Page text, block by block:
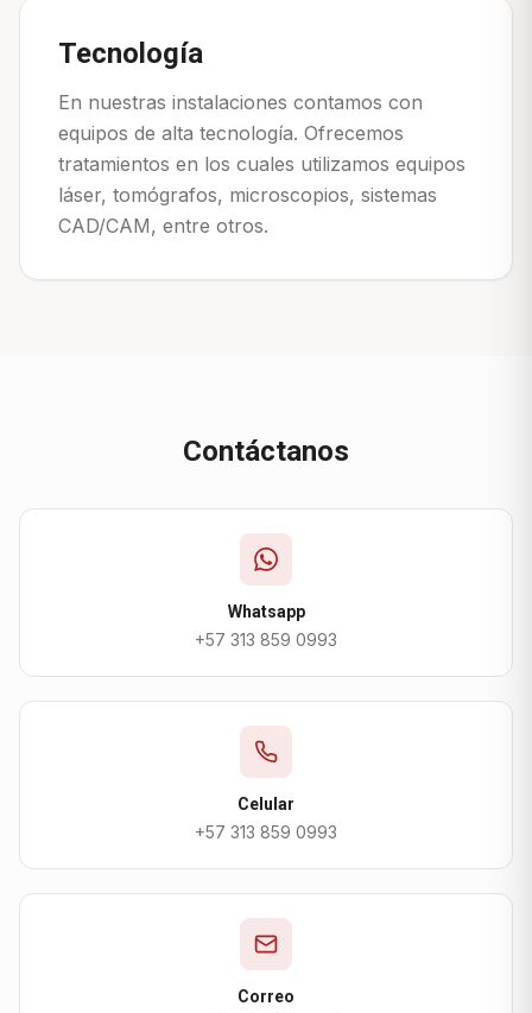
Tecnología
En nuestras instalaciones contamos con
equipos de alta tecnología. Ofrecemos
tratamientos en los cuales utilizamos equipos
láser, tomógrafos, microscopios, sistemas
CAD/CAM, entre otros.
Contáctanos
Whatsapp
+57 313 859 0993
Celular
+57 313 859 0993
Correo